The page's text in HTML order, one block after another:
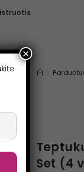
Set (4
×